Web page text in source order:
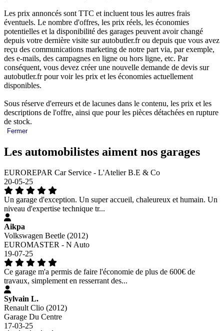
Les prix annoncés sont TTC et incluent tous les autres frais
éventuels. Le nombre d'offres, les prix réels, les économies
potentielles et la disponibilité des garages peuvent avoir changé
depuis votre dernière visite sur autobutler.fr ou depuis que vous avez
reçu des communications marketing de notre part via, par exemple,
des e-mails, des campagnes en ligne ou hors ligne, etc. Par
conséquent, vous devez créer une nouvelle demande de devis sur
autobutler.fr pour voir les prix et les économies actuellement
disponibles.
Sous réserve d'erreurs et de lacunes dans le contenu, les prix et les
descriptions de l'offre, ainsi que pour les pièces détachées en rupture
de stock.
Fermer
Les automobilistes aiment nos garages
EUROREPAR Car Service - L'Atelier B.E & Co
20-05-25
Un garage d'exception. Un super accueil, chaleureux et humain. Un
niveau d'expertise technique tr...
Aikpa
Volkswagen Beetle (2012)
EUROMASTER - N Auto
19-07-25
Ce garage m'a permis de faire l'économie de plus de 600€ de
travaux, simplement en resserrant des...
Sylvain L.
Renault Clio (2012)
Garage Du Centre
17-03-25